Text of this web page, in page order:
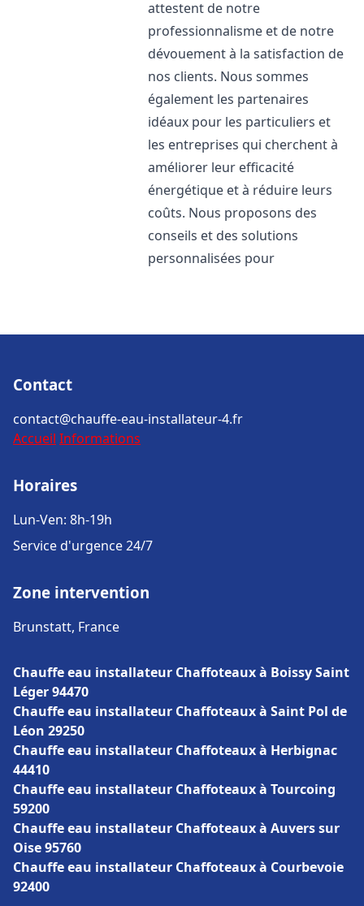
attestent de notre
professionnalisme et de notre
dévouement à la satisfaction de
nos clients. Nous sommes
également les partenaires
idéaux pour les particuliers et
les entreprises qui cherchent à
améliorer leur efficacité
énergétique et à réduire leurs
coûts. Nous proposons des
conseils et des solutions
personnalisées pour
Contact
contact@chauffe-eau-installateur-4.fr
Accueil Informations
Horaires
Lun-Ven: 8h-19h
Service d'urgence 24/7
Zone intervention
Brunstatt, France
Chauffe eau installateur Chaffoteaux à Boissy Saint
Léger 94470
Chauffe eau installateur Chaffoteaux à Saint Pol de
Léon 29250
Chauffe eau installateur Chaffoteaux à Herbignac
44410
Chauffe eau installateur Chaffoteaux à Tourcoing
59200
Chauffe eau installateur Chaffoteaux à Auvers sur
Oise 95760
Chauffe eau installateur Chaffoteaux à Courbevoie
92400